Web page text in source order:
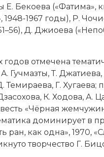
Бе­кое­ва («Фа­ти­ма»,
1967 годы), Р.
Д. Джио­е­ва
годов от­ме­че­на
Гуч­маз­ты, Т.
Те­ми­рае­ва, Г.
К. Хо­до­ва, А.
«Чёр­ная
до­ми­ни­ру­ет в
ран, как од­на», 1970,
твор­че­ст­во Г.